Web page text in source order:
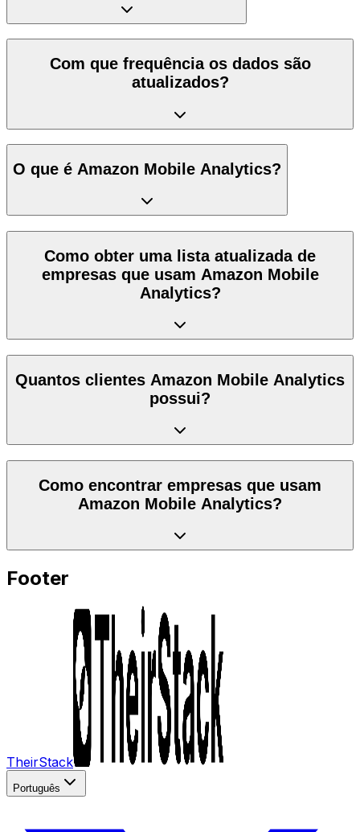
Com que frequência os dados são
atualizados?
O que é Amazon Mobile Analytics?
Como obter uma lista atualizada de
empresas que usam Amazon Mobile
Analytics?
Quantos clientes Amazon Mobile Analytics
possui?
Como encontrar empresas que usam
Amazon Mobile Analytics?
Footer
TheirStack
Português